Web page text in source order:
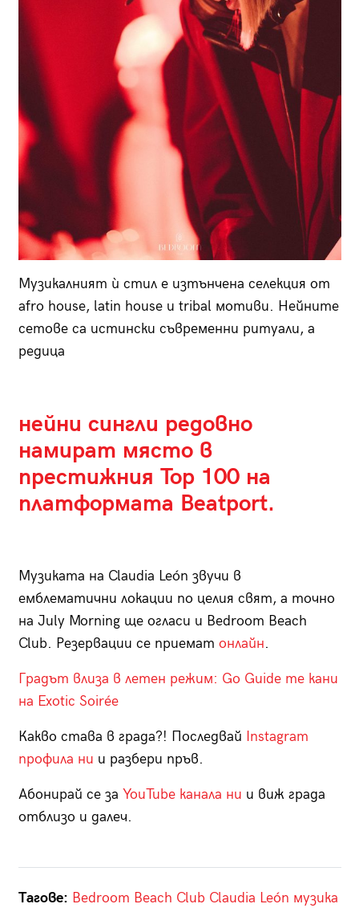
Музикалният ѝ стил е изтънчена селекция от
аfro house, latin house и tribal мотиви. Нейните
сетове са истински съвременни ритуали, а
редица
нейни сингли редовно
намират място в
престижния Top 100 на
платформата Beatport.
Музиката на Claudia León звучи в
емблематични локации по целия свят, а точно
на July Morning ще огласи и Bedroom Beach
Club. Резервации се приемат онлайн.
Градът влиза в летен режим: Go Guide те кани
на Exotic Soirée
Какво става в града?! Последвай Instagram
профила ни и разбери пръв.
Абонирай се за YouTube канала ни и виж града
отблизо и далеч.
Тагове: Bedroom Beach Club Claudia León музика